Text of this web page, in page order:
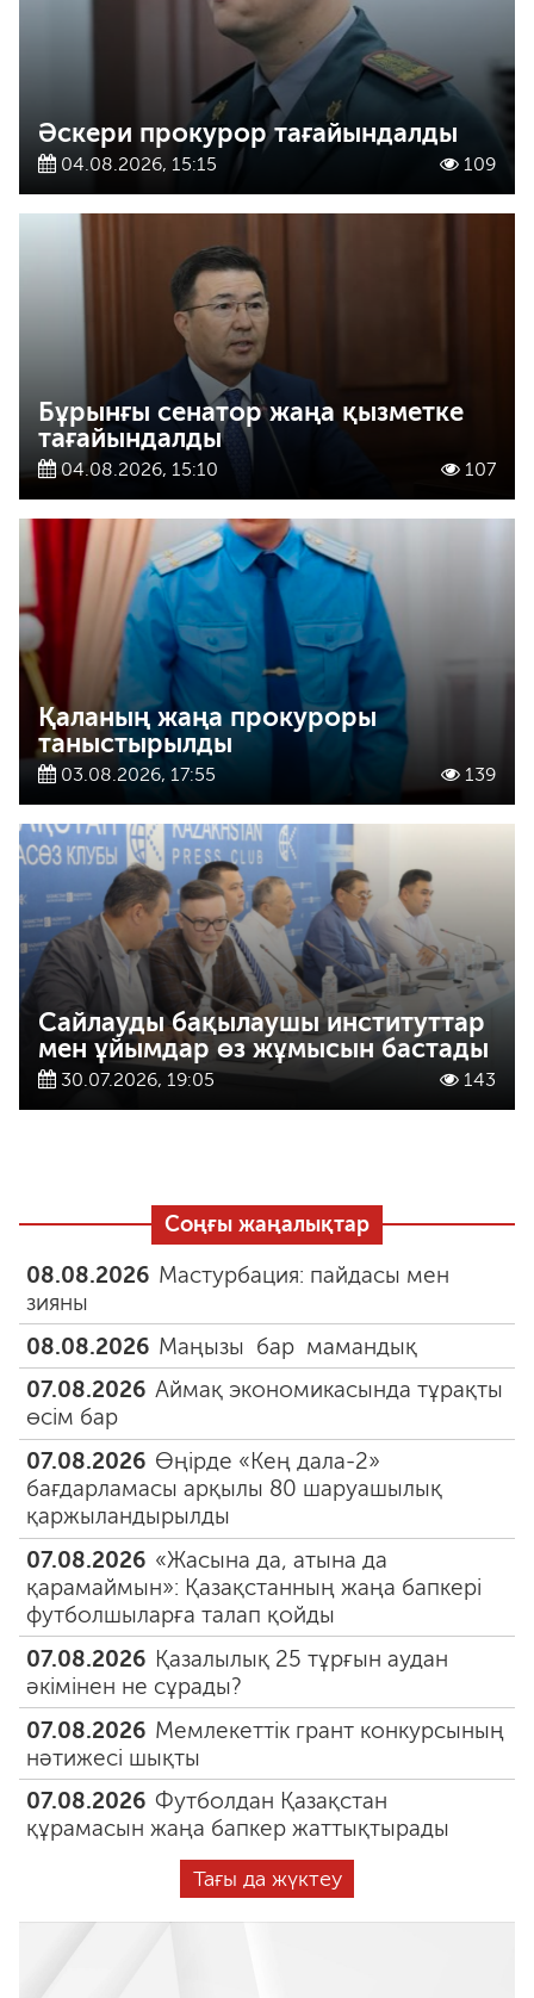
Әскери прокурор тағайындалды
04.08.2026, 15:15 109
Бұрынғы сенатор жаңа қызметке
тағайындалды
04.08.2026, 15:10 107
Қаланың жаңа прокуроры
таныстырылды
03.08.2026, 17:55 139
Сайлауды бақылаушы институттар
мен ұйымдар өз жұмысын бастады
30.07.2026, 19:05 143
Соңғы жаңалықтар
08.08.2026 Мастурбация: пайдасы мен
зияны
08.08.2026 Маңызы бар мамандық
07.08.2026 Аймақ экономикасында тұрақты
өсім бар
07.08.2026 Өңірде «Кең дала-2»
бағдарламасы арқылы 80 шаруашылық
қаржыландырылды
07.08.2026 «Жасына да, атына да
қарамаймын»: Қазақстанның жаңа бапкері
футболшыларға талап қойды
07.08.2026 Қазалылық 25 тұрғын аудан
әкімінен не сұрады?
07.08.2026 Мемлекеттік грант конкурсының
нәтижесі шықты
07.08.2026 Футболдан Қазақстан
құрамасын жаңа бапкер жаттықтырады
Тағы да жүктеу